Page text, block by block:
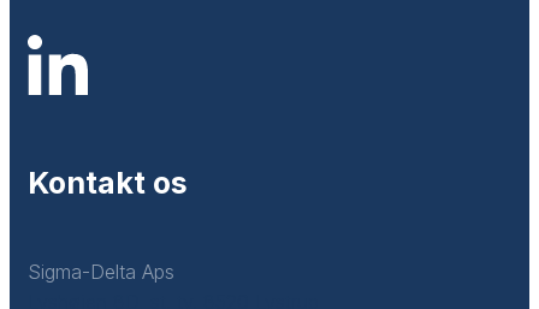
Kontakt os
Sigma-Delta Aps